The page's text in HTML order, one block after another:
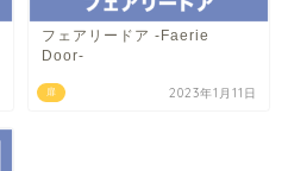
扉
フェアリードア -Faerie
Door-
2023年1月11日